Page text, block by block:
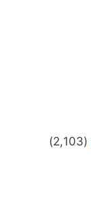
(2,103)